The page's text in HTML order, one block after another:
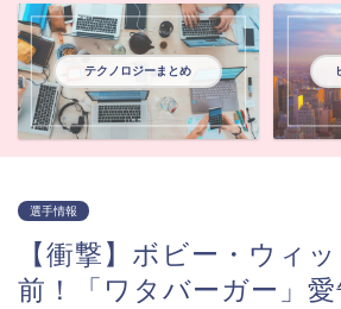
テクノロジーまとめ
選手情報
【衝撃】ボビー・ウィ
前！「ワタバーガー」